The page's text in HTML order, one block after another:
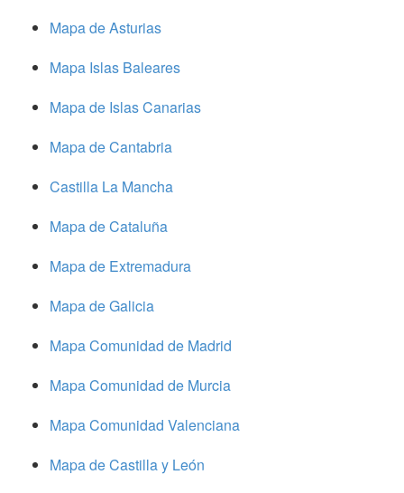
Mapa de Asturias
Mapa Islas Baleares
Mapa de Islas Canarias
Mapa de Cantabria
Castilla La Mancha
Mapa de Cataluña
Mapa de Extremadura
Mapa de Galicia
Mapa Comunidad de Madrid
Mapa Comunidad de Murcia
Mapa Comunidad Valenciana
Mapa de Castilla y León